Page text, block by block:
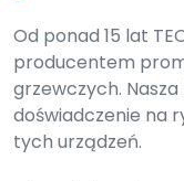
Od ponad 15 lat
producentem
grzewczych.
doświadczenie na
tych urządzeń.